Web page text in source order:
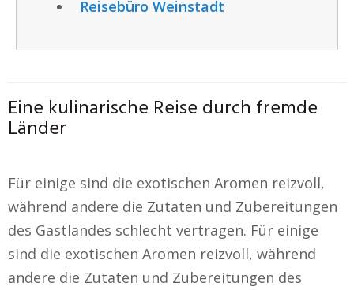
Reisebüro Weinstadt
Eine kulinarische Reise durch fremde
Länder
Für einige sind die exotischen Aromen reizvoll,
während andere die Zutaten und Zubereitungen
des Gastlandes schlecht vertragen. Für einige
sind die exotischen Aromen reizvoll, während
andere die Zutaten und Zubereitungen des